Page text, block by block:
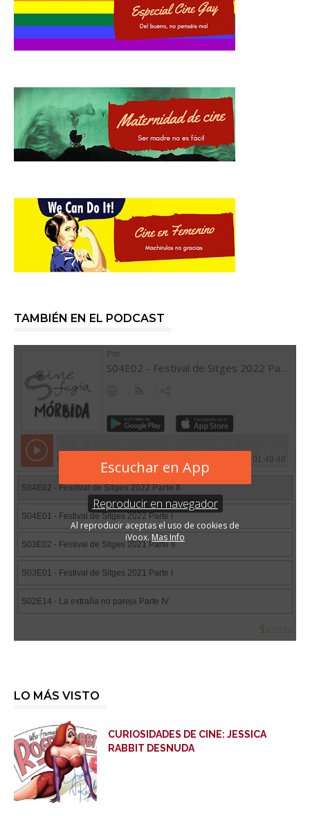
TAMBIÉN EN EL PODCAST
LO MÁS VISTO
CURIOSIDADES DE CINE: JESSICA
RABBIT DESNUDA